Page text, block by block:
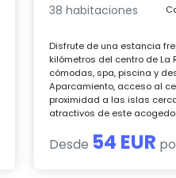
38 habitaciones
Disfrute de una estancia
kilómetros del centro de La
cómodas, spa, piscina y
Aparcamiento, acceso al
proximidad a las islas
atractivos de este
Desde 54 EUR